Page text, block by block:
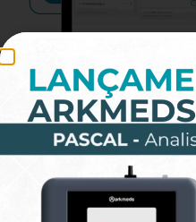
Vea cómo los
Precisión